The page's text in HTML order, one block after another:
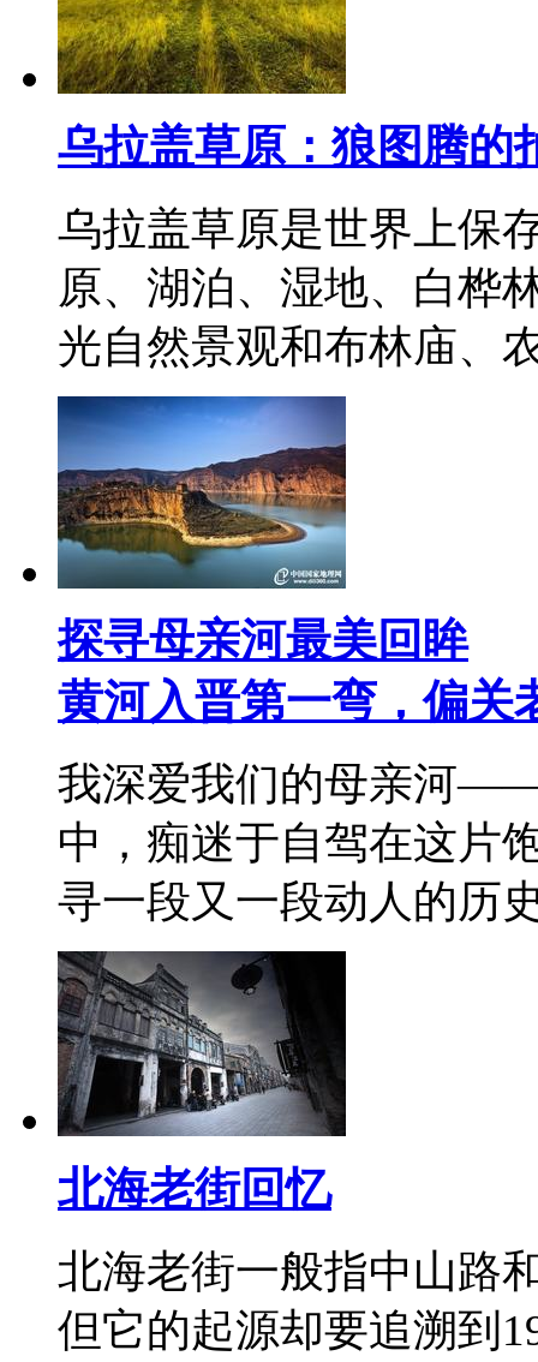
乌拉盖草原：狼图腾的
乌拉盖草原是世界上保
原、湖泊、湿地、白桦
光自然景观和布林庙
探寻母亲河最美回眸
黄河入晋第一弯，偏关
我深爱我们的母亲河
中，痴迷于自驾在这片
寻一段又一段动人的
北海老街回忆
北海老街一般指中山路
但它的起源却要追溯到